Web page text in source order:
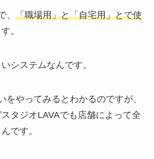
、 「職場用」と「自宅用」とで使
。
システムなんです。
をやってみるとわかるのですが、
タジオLAVAでも店舗によって全
です。